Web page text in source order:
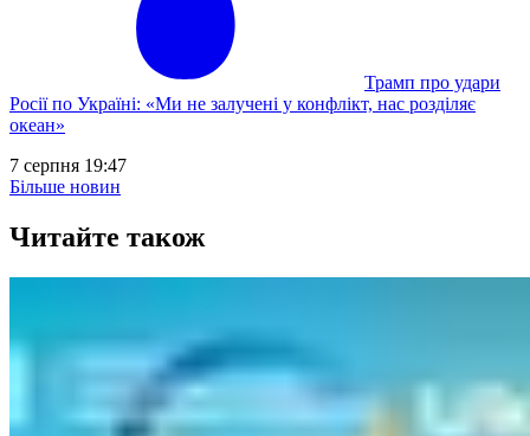
Трамп про удари
Росії по Україні: «Ми не залучені у конфлікт, нас розділяє
океан»
7 серпня 19:47
Більше новин
Читайте також